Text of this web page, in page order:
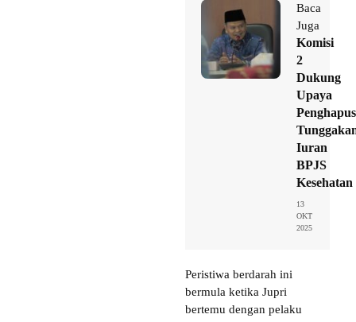
Baca
Juga
Komisi
2
Dukung
Upaya
Iuran
BPJS
Kesehatan
13
OKT
2025
Peristiwa berdarah ini
bermula ketika Jupri
bertemu dengan pelaku